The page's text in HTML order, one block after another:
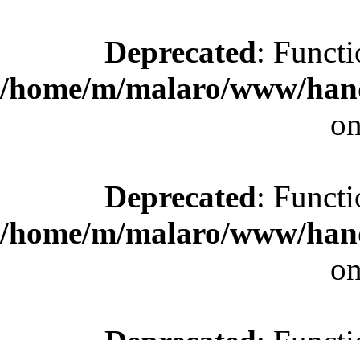
Deprecated:
/home/m/malaro/www/
Deprecated:
/home/m/malaro/www/